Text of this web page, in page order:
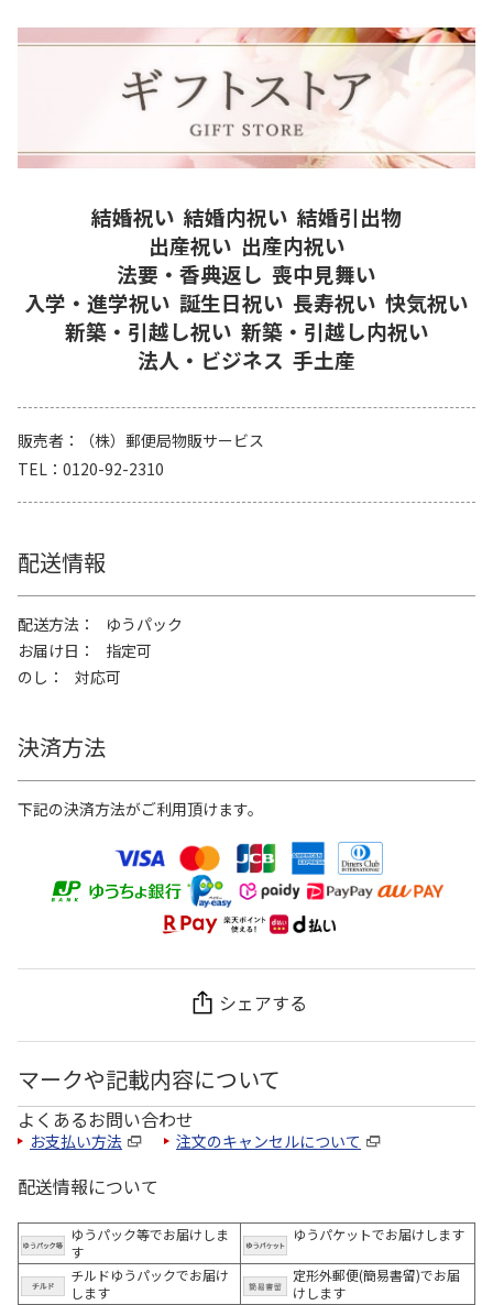
結婚祝い 結婚内祝い 結婚引出物
出産祝い 出産内祝い
法要・香典返し 喪中見舞い
入学・進学祝い 誕生日祝い 長寿祝い 快気祝い
新築・引越し祝い 新築・引越し内祝い
法人・ビジネス 手土産
販売者
（株）郵便局物販サービス
TEL
0120-92-2310
配送情報
配送方法
ゆうパック
お届け日
指定可
のし
対応可
決済方法
下記の決済方法がご利用頂けます。
シェアする
マークや記載内容について
よくあるお問い合わせ
お支払い方法 注文のキャンセルについて
配送情報について
ゆうパック等でお届けしま
す
ゆうパケットでお届けします
チルドゆうパックでお届け
します
定形外郵便(簡易書留)でお届
けします